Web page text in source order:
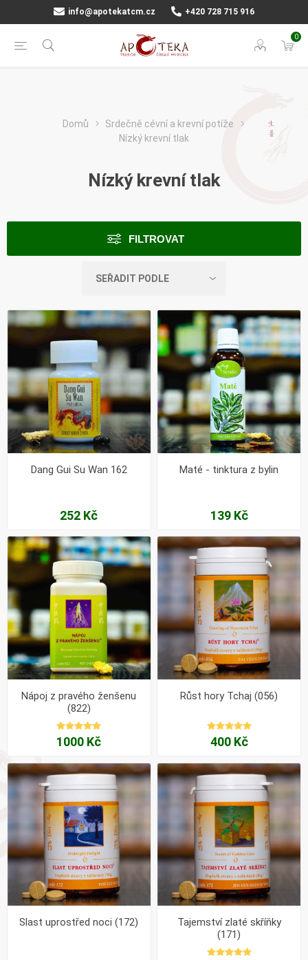
info@apotekatcm.cz +420 728 715 916
0
Domů
Srdečně cévní a krevní potíže
Nízký krevní tlak
Nízký krevní tlak
FILTROVAT
Dang Gui Su Wan 162
252 Kč
Maté - tinktura z bylin
139 Kč
Nápoj z pravého ženšenu
(822)
1000 Kč
Růst hory Tchaj (056)
400 Kč
Slast uprostřed noci (172)
Tajemství zlaté skříňky
(171)